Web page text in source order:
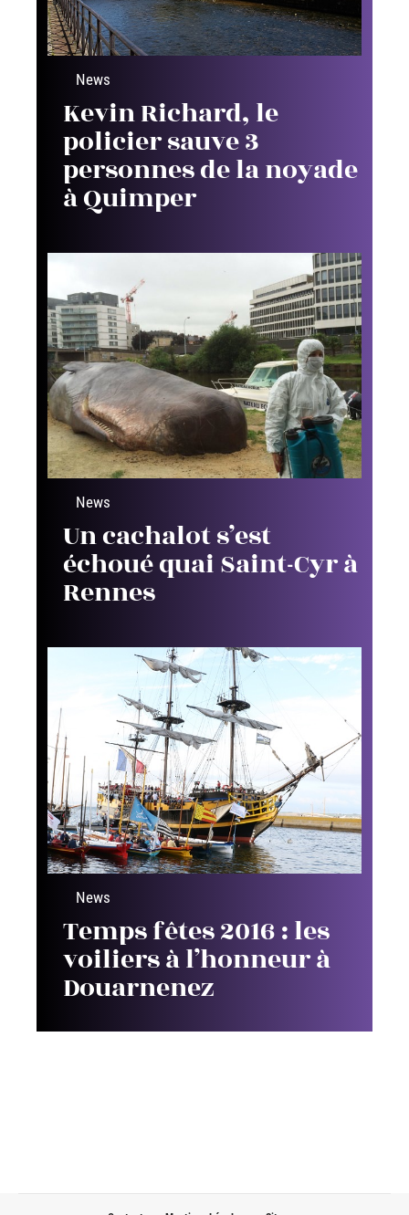
News
Kevin Richard, le
policier sauve 3
personnes de la noyade
à Quimper
News
Un cachalot s’est
échoué quai Saint-Cyr à
Rennes
News
Temps fêtes 2016 : les
voiliers à l’honneur à
Douarnenez